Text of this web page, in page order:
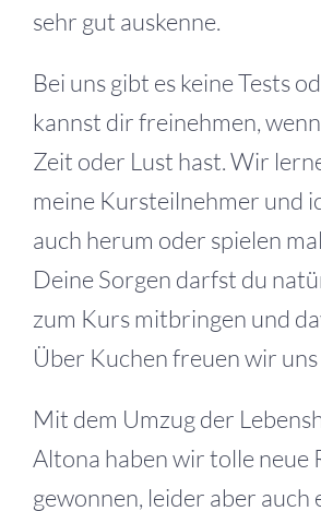
sehr gut auskenne.
Bei uns gibt es keine Tests
kannst dir freinehmen,
Zeit oder Lust hast. Wir
meine Kursteilnehmer und
auch herum oder spielen
Deine Sorgen darfst du
zum Kurs mitbringen und
Über Kuchen freuen wir
Mit dem Umzug der
Altona haben wir tolle neue
gewonnen, leider aber auch